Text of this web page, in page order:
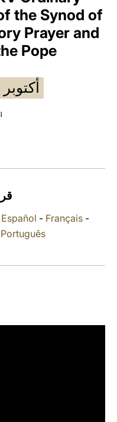
DEUTSCH
POLSKI
العربيّة
the Synod of
Prayer and
Pope
أكتوبر
Español - Français-
Português